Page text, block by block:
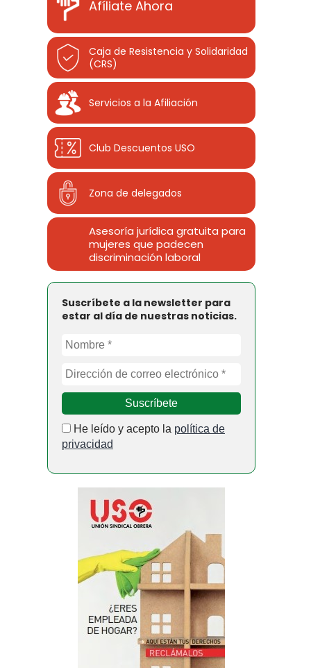
Afíliate Ahora
Caja de Resistencia y Solidaridad
(CRS)
Servicios a la Afiliación
Club Descuentos USO
Zona de delegados
Asesoría jurídica gratuita para
mujeres que padecen
discriminación laboral
Suscríbete a la newsletter para
estar al día de nuestras noticias.
He leído y acepto la política de
privacidad